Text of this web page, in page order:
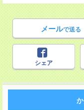
メールで送る
シェア